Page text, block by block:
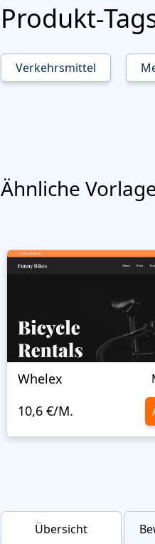
Produkt-
Verkehrsmittel
Ähnliche
Whelex
10,6 €/M.
Übersicht